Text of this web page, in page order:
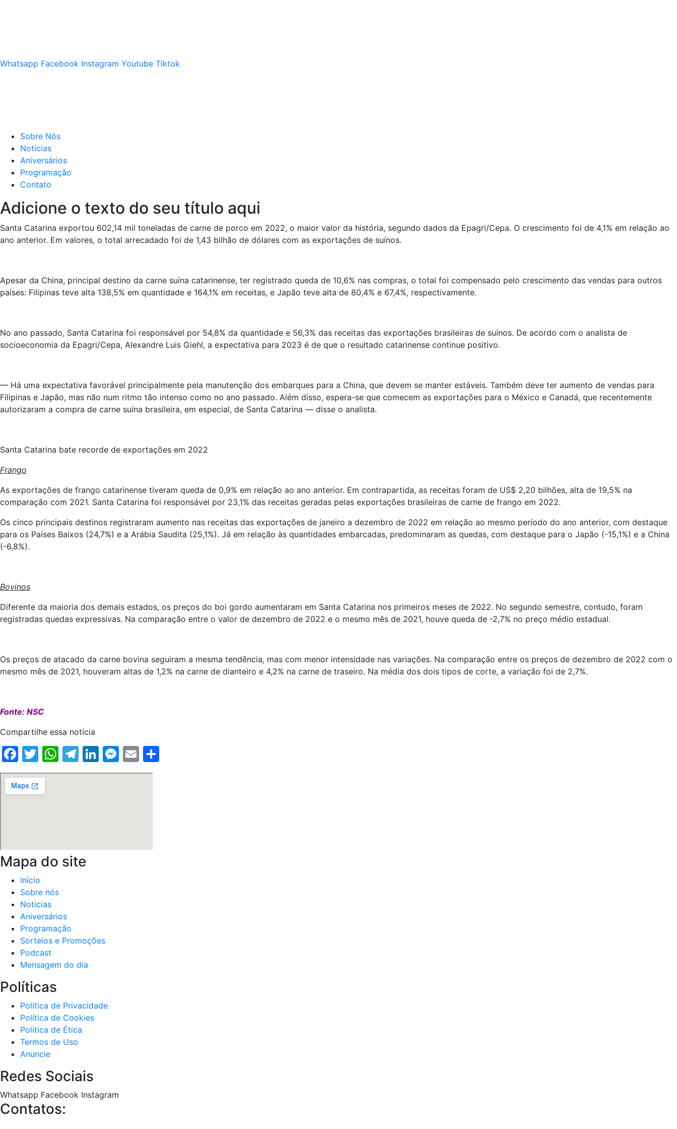
Whatsapp Facebook Instagram Youtube Tiktok
Sobre Nós
Notícias
Aniversários
Programação
Contato
Adicione o texto do seu título aqui
Santa Catarina exportou 602,14 mil toneladas de carne de porco em 2022, o maior valor da história, segundo dados da Epagri/Cepa. O crescimento foi de 4,1% em relação ao
ano anterior. Em valores, o total arrecadado foi de 1,43 bilhão de dólares com as exportações de suínos.
Apesar da China, principal destino da carne suína catarinense, ter registrado queda de 10,6% nas compras, o total foi compensado pelo crescimento das vendas para outros
países: Filipinas teve alta 138,5% em quantidade e 164,1% em receitas, e Japão teve alta de 80,4% e 67,4%, respectivamente.
No ano passado, Santa Catarina foi responsável por 54,8% da quantidade e 56,3% das receitas das exportações brasileiras de suínos. De acordo com o analista de
socioeconomia da Epagri/Cepa, Alexandre Luis Giehl, a expectativa para 2023 é de que o resultado catarinense continue positivo.
— Há uma expectativa favorável principalmente pela manutenção dos embarques para a China, que devem se manter estáveis. Também deve ter aumento de vendas para
Filipinas e Japão, mas não num ritmo tão intenso como no ano passado. Além disso, espera-se que comecem as exportações para o México e Canadá, que recentemente
autorizaram a compra de carne suína brasileira, em especial, de Santa Catarina — disse o analista.
Santa Catarina bate recorde de exportações em 2022
Frango
As exportações de frango catarinense tiveram queda de 0,9% em relação ao ano anterior. Em contrapartida, as receitas foram de US$ 2,20 bilhões, alta de 19,5% na
comparação com 2021. Santa Catarina foi responsável por 23,1% das receitas geradas pelas exportações brasileiras de carne de frango em 2022.
Os cinco principais destinos registraram aumento nas receitas das exportações de janeiro a dezembro de 2022 em relação ao mesmo período do ano anterior, com destaque
para os Países Baixos (24,7%) e a Arábia Saudita (25,1%). Já em relação às quantidades embarcadas, predominaram as quedas, com destaque para o Japão (-15,1%) e a China
(-6,8%).
Bovinos
Diferente da maioria dos demais estados, os preços do boi gordo aumentaram em Santa Catarina nos primeiros meses de 2022. No segundo semestre, contudo, foram
registradas quedas expressivas. Na comparação entre o valor de dezembro de 2022 e o mesmo mês de 2021, houve queda de -2,7% no preço médio estadual.
Os preços de atacado da carne bovina seguiram a mesma tendência, mas com menor intensidade nas variações. Na comparação entre os preços de dezembro de 2022 com o
mesmo mês de 2021, houveram altas de 1,2% na carne de dianteiro e 4,2% na carne de traseiro. Na média dos dois tipos de corte, a variação foi de 2,7%.
Fonte: NSC
Compartilhe essa notícia
Facebook
Twitter
WhatsApp
Telegram
LinkedIn
Messenger
Email
Mapa do site
Início
Sobre nós
Notícias
Aniversários
Programação
Sorteios e Promoções
Podcast
Mensagem do dia
Políticas
Política de Privacidade
Política de Cookies
Política de Ética
Termos de Uso
Anuncie
Redes Sociais
Whatsapp Facebook Instagram
Contatos: